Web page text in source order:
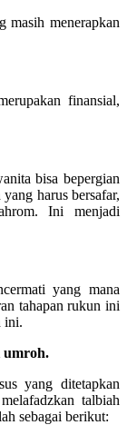
masih menerapkan
finansial,
bisa bepergian
harus bersafar,
Ini menjadi
yang mana
tahapan rukun ini
ini.
umroh.
yang ditetapkan
talbiah
sebagai berikut: